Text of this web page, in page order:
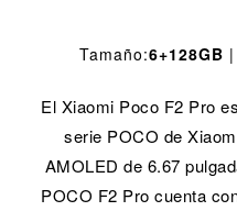
Tamaño:6+128GB
El Xiaomi Poco F2 Pro
serie POCO de
AMOLED de 6.67
POCO F2 Pro cuenta